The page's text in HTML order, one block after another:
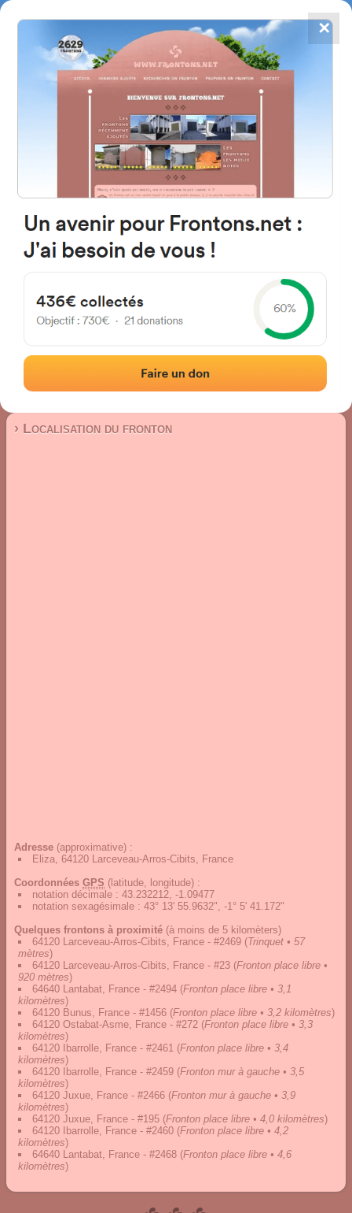
FRONTONS.NET
RECHERCHER UN FRONTON
PROPOSER UN FRONTON
4867
frontons
64120 Larceveau-Arros-Cibits,
Fronton place libre
Localisation|Photos|Commentaires et avis
› Localisation du fronton
Adresse (approximative) :
Eliza, 64120 Larceveau-Arros-Cibits, France
Coordonnées GPS (latitude, longitude) :
notation décimale : 43.232212, -1.09477
notation sexagésimale : 43° 13' 55.9632", -1° 5' 41.172"
Quelques frontons à proximité (à moins de 5 kilomèters)
64120 Larceveau-Arros-Cibits, France - #2469 (Trinquet • 57
mètres)
64120 Larceveau-Arros-Cibits, France - #23 (Fronton place libre •
920 mètres)
64640 Lantabat, France - #2494 (Fronton place libre • 3,1
kilomètres)
64120 Bunus, France - #1456 (Fronton place libre • 3,2 kilomètres)
64120 Ostabat-Asme, France - #272 (Fronton place libre • 3,3
kilomètres)
64120 Ibarrolle, France - #2461 (Fronton place libre • 3,4
kilomètres)
64120 Ibarrolle, France - #2459 (Fronton mur à gauche • 3,5
kilomètres)
64120 Juxue, France - #2466 (Fronton mur à gauche • 3,9
kilomètres)
64120 Juxue, France - #195 (Fronton place libre • 4,0 kilomètres)
64120 Ibarrolle, France - #2460 (Fronton place libre • 4,2
kilomètres)
64640 Lantabat, France - #2468 (Fronton place libre • 4,6
kilomètres)
✕